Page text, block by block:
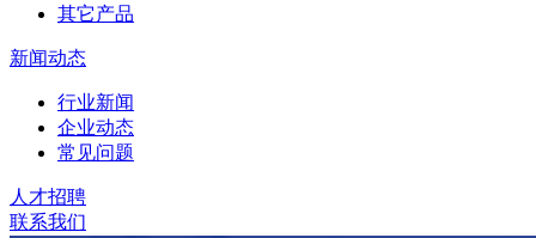
其它产品
新闻动态
行业新闻
企业动态
常见问题
人才招聘
联系我们